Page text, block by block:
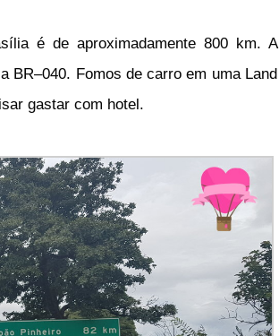
í liaédeaproximadamente800km. A
BR–040. Fomos de carro em uma Land
gastar com hotel.